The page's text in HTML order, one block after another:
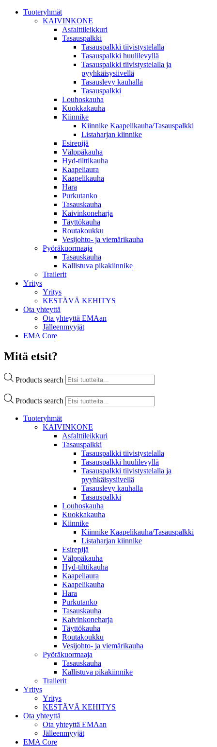
Tuoteryhmät
KAIVINKONE
Asfalttileikkuri
Tasauspalkki
Tasauspalkki tiivistystelalla
Tasauspalkki huulilevyllä
Tasauspalkki tiivistystelalla ja
pyyhkäisysiivellä
Tasauslevy kauhalla
Tasauspalkki
Louhoskauha
Kuokkakauha
Kiinnike
Kiinnike Kaapelikauha/Tasauspalkki
Listaharjan kiinnike
Esirepijä
Välppäkauha
Hyd-tilttikauha
Kaapeliaura
Kaapelikauha
Hara
Purkutanko
Tasauskauha
Kaivinkoneharja
Täyttökauha
Routakoukku
Vesijohto- ja viemärikauha
Pyöräkuormaaja
Tasauskauha
Kallistuva pikakiinnike
Trailerit
Yritys
Yritys
KESTÄVÄ KEHITYS
Ota yhteyttä
Ota yhteyttä EMAan
Jälleenmyyjät
EMA Core
Mitä etsit?
Products search
Products search
Tuoteryhmät
KAIVINKONE
Asfalttileikkuri
Tasauspalkki
Tasauspalkki tiivistystelalla
Tasauspalkki huulilevyllä
Tasauspalkki tiivistystelalla ja
pyyhkäisysiivellä
Tasauslevy kauhalla
Tasauspalkki
Louhoskauha
Kuokkakauha
Kiinnike
Kiinnike Kaapelikauha/Tasauspalkki
Listaharjan kiinnike
Esirepijä
Välppäkauha
Hyd-tilttikauha
Kaapeliaura
Kaapelikauha
Hara
Purkutanko
Tasauskauha
Kaivinkoneharja
Täyttökauha
Routakoukku
Vesijohto- ja viemärikauha
Pyöräkuormaaja
Tasauskauha
Kallistuva pikakiinnike
Trailerit
Yritys
Yritys
KESTÄVÄ KEHITYS
Ota yhteyttä
Ota yhteyttä EMAan
Jälleenmyyjät
EMA Core